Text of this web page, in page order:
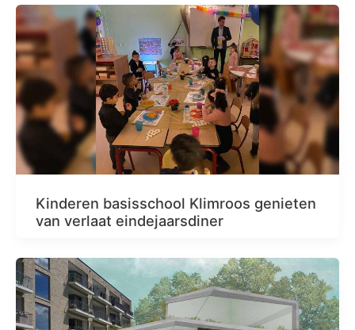
Kinderen basisschool Klimroos genieten
van verlaat eindejaarsdiner